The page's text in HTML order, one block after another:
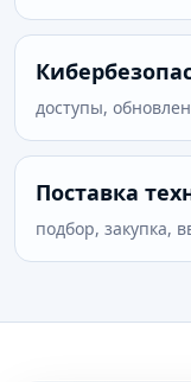
доступы,
Поставка
подбор, закупка,